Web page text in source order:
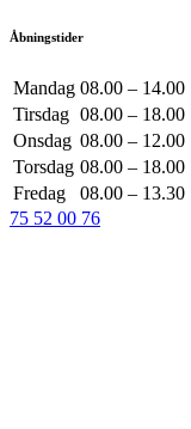
Åbningstider
Mandag 08.00 – 14.00
Tirsdag 08.00 – 18.00
Onsdag 08.00 – 12.00
Torsdag 08.00 – 18.00
Fredag
08.00 – 13.30
75 52 00 76